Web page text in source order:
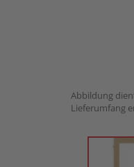
Abbildung
Lieferumfang